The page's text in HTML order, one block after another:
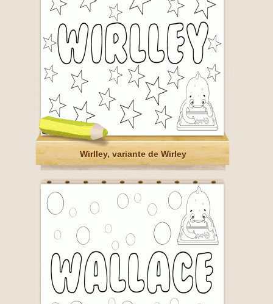
Wirlley, variante de Wirley